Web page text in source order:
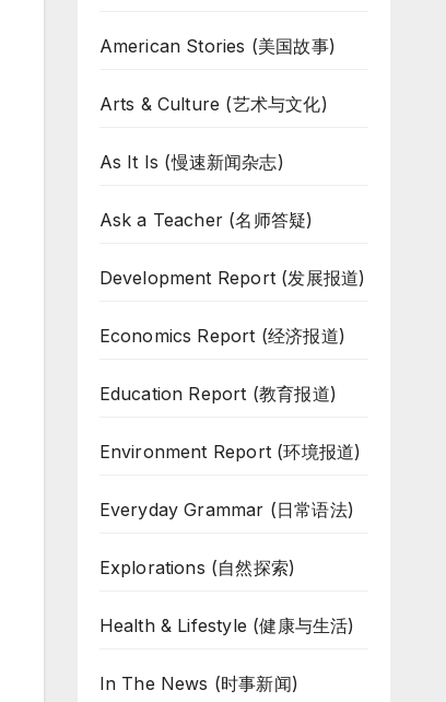
American Stories (美国故事)
Arts & Culture (艺术与文化)
As It Is (慢速新闻杂志)
Ask a Teacher (名师答疑)
Development Report (发展报道)
Economics Report (经济报道)
Education Report (教育报道)
Environment Report (环境报道)
Everyday Grammar (日常语法)
Explorations (自然探索)
Health & Lifestyle (健康与生活)
In The News (时事新闻)